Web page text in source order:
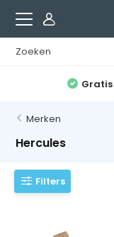
Gratis
Merken
Hercules
Filters